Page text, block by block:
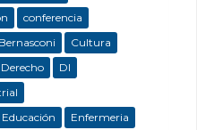
conferencia
Cultura
Derecho
DI
Educación
Enfermeria